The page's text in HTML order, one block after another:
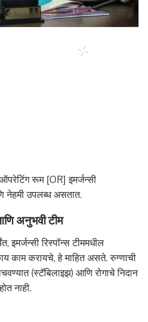
रूम [OR] इमर्जन्सी
नेहमी उपलब्ध असतात.
अनुभवी टीम
इमर्जन्सी रिस्पॉन्स टीममधील
काम करायचे, हे माहित असते. रुग्णाची
(स्टॅबिलाइझ) आणि रोगाचे निदान
नाही.